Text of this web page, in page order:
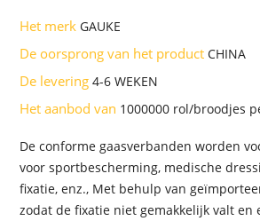
Het merkGAUKE
De oorsprong van het productCHINA
De levering4-6 WEKEN
Het aanbod van 1000000 rol/broodjes
De conforme gaasverbanden worden
voor sportbescherming, medische
fixatie, enz., Met behulp van
zodat de fixatie niet gemakkelijk valt en